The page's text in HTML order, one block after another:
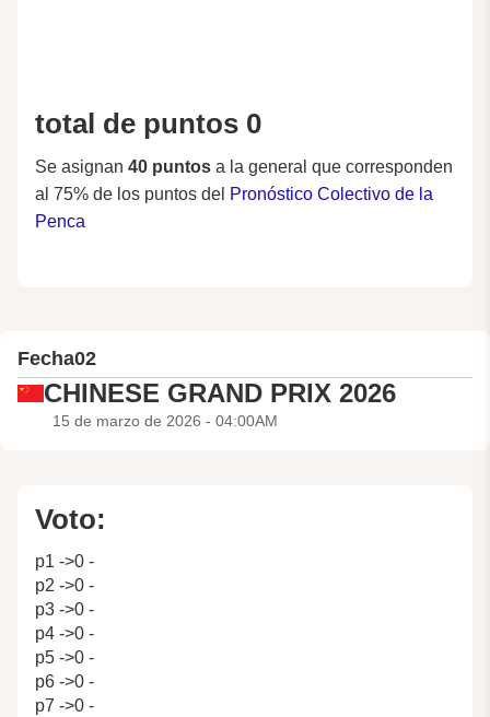
total de puntos 0
Se asignan 40 puntos a la general que corresponden
al 75% de los puntos del Pronóstico Colectivo de la
Penca
Fecha02
CHINESE GRAND PRIX 2026
15 de marzo de 2026 - 04:00AM
Voto:
p1 ->0 -
p2 ->0 -
p3 ->0 -
p4 ->0 -
p5 ->0 -
p6 ->0 -
p7 ->0 -